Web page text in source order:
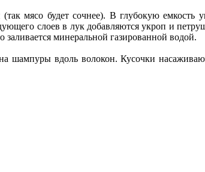
мясо будет сочнее). В глубокую емкость
слоев в лук добавляются укроп и
минеральной газированной водой.
на шампуры вдоль волокон. Кусочки